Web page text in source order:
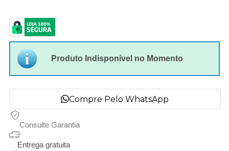
Produto Indisponível no Momento
Compre Pelo WhatsApp
Consulte Garantia
Entrega gratuita